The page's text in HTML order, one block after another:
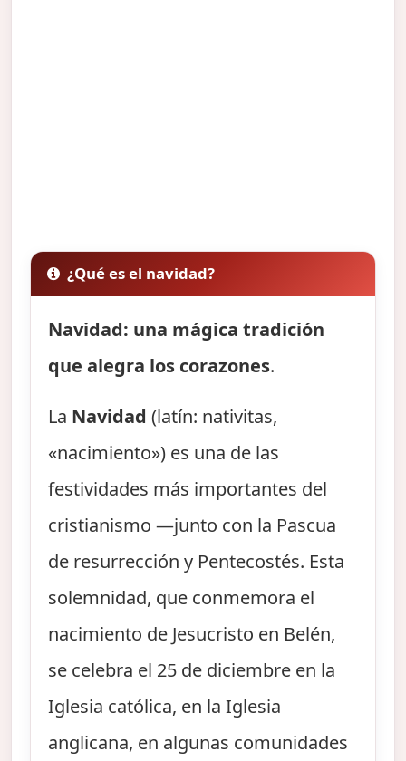
¿Qué es el navidad?
Navidad: una mágica tradición
que alegra los corazones.
La Navidad(latín: nativitas,
«nacimiento») es una de las
festividades más importantes del
cristianismo —junto con la Pascua
de resurrección y Pentecostés. Esta
solemnidad, que conmemora el
nacimiento de Jesucristo en Belén,
se celebra el 25 de diciembre en la
Iglesia católica, en la Iglesia
anglicana, en algunas comunidades